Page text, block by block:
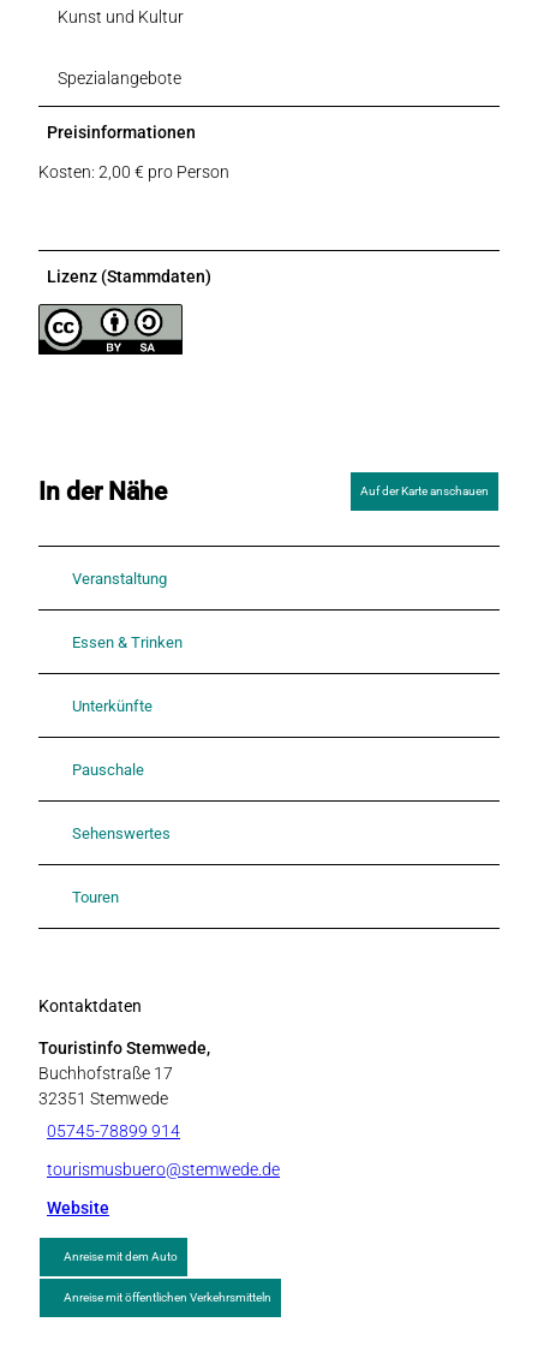
Kunst und Kultur
Spezialangebote
Preisinformationen
Kosten: 2,00 € pro Person
Lizenz (Stammdaten)
In der Nähe Auf der Karte anschauen
Veranstaltung
Essen & Trinken
Unterkünfte
Pauschale
Sehenswertes
Touren
Kontaktdaten
Touristinfo Stemwede,
Buchhofstraße 17
32351 Stemwede
05745-78899 914
tourismusbuero@stemwede.de
Website
Anreise mit dem Auto
Anreise mit öffentlichen Verkehrsmitteln